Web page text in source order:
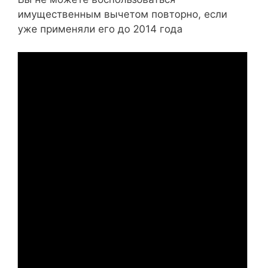
имущественным вычетом повторно, если
уже применяли его до 2014 года